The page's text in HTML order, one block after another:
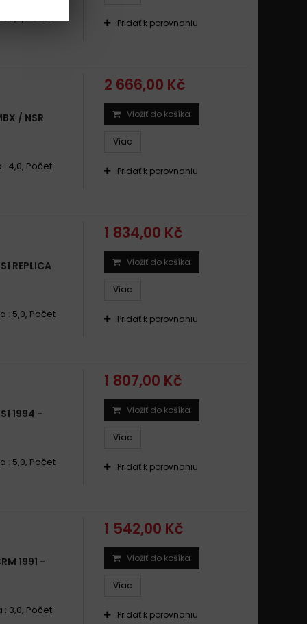
: 3,5, Počet
Pridať k porovnaniu
/ NSR
: 4,0, Počet
2 666,00 Kč
Vložiť do košíka
Viac
Pridať k porovnaniu
REPLICA
: 5,0, Počet
1 834,00 Kč
Vložiť do košíka
Viac
Pridať k porovnaniu
1994 -
: 5,0, Počet
1 807,00 Kč
Vložiť do košíka
Viac
Pridať k porovnaniu
1991 -
: 3,0, Počet
1 542,00 Kč
Vložiť do košíka
Viac
Pridať k porovnaniu